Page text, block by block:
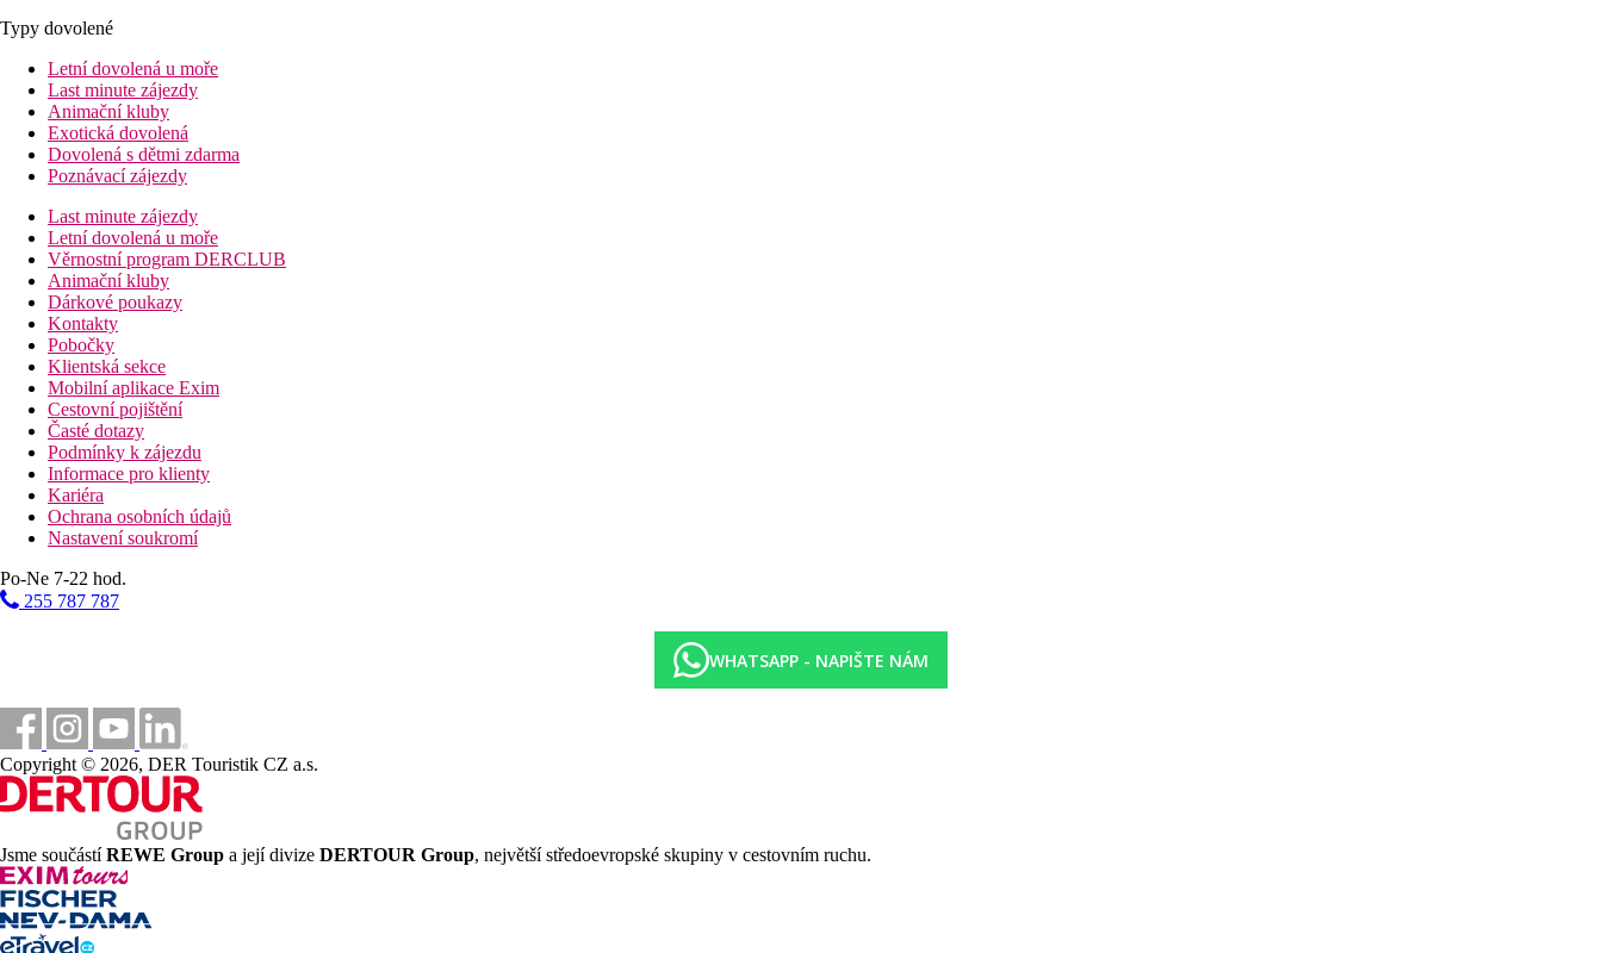
Typy dovolené
Letní dovolená u moře
Last minute zájezdy
Animační kluby
Exotická dovolená
Dovolená s dětmi zdarma
Poznávací zájezdy
Last minute zájezdy
Letní dovolená u moře
Věrnostní program DERCLUB
Animační kluby
Dárkové poukazy
Kontakty
Pobočky
Klientská sekce
Mobilní aplikace Exim
Cestovní pojištění
Časté dotazy
Podmínky k zájezdu
Informace pro klienty
Kariéra
Ochrana osobních údajů
Nastavení soukromí
Po-Ne 7-22 hod.
255 787 787
WHATSAPP - NAPIŠTE NÁM
Copyright © 2026, DER Touristik CZ a.s.
Jsme součástíREWE Group a její divize DERTOUR Group, největší středoevropské skupiny v cestovním ruchu.